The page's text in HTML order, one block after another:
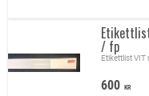
/ fp
Etikettlist
600 KR